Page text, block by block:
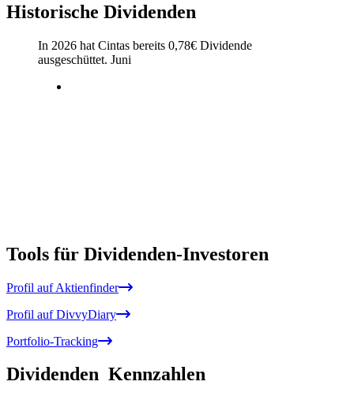
Historische Dividenden
In 2026 hat Cintas bereits 0,78€ Dividende
ausgeschüttet. Juni
Tools für Dividenden-Investoren
Profil auf Aktienfinder
Profil auf DivvyDiary
Portfolio-Tracking
Dividenden Kennzahlen